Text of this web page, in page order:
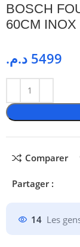
BOSCH
60CM INOX
5499 د.م.
Comparer
Partager :
14 Les